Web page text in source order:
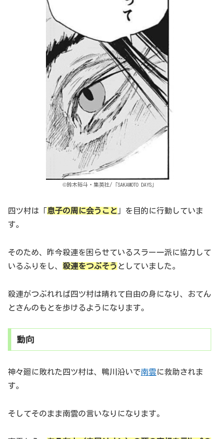
©鈴木裕斗・集英社/「SAKAMOTO DAYS」
四ツ村は「息子の周に会うこと 」を目的に行動していま
す。
そのため、昨今殺連を困らせているスラー一派に協力して
いるふりをし、 殺連をつぶそう としていました。
殺連がつぶれれば四ツ村は晴れて自由の身になり、おてん
とさんのもとを歩けるようになります。
動向
神々廻に敗れた四ツ村は、鴨川沿いで南雲に救助されま
す。
そしてそのまま南雲の言いなりになります。